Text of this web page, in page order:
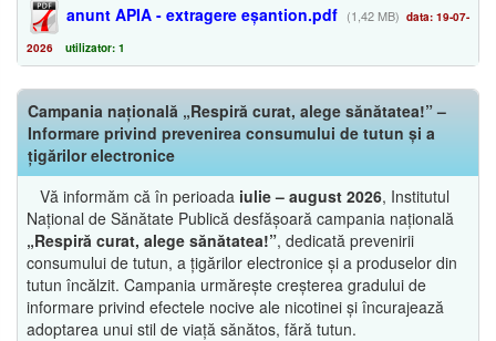
anunt APIA - extragere eșantion.pdf (1,42 MB) data: 19-07-
2026 utilizator: 1
Campania națională „Respiră curat, alege sănătatea!” –
Informare privind prevenirea consumului de tutun și a
țigărilor electronice
Vă informăm că în perioada iulie – august 2026, Institutul
Național de Sănătate Publică desfășoară campania națională
„Respiră curat, alege sănătatea!”, dedicată prevenirii
consumului de tutun, a țigărilor electronice și a produselor din
tutun încălzit. Campania urmărește creșterea gradului de
informare privind efectele nocive ale nicotinei și încurajează
adoptarea unui stil de viață sănătos, fără tutun.